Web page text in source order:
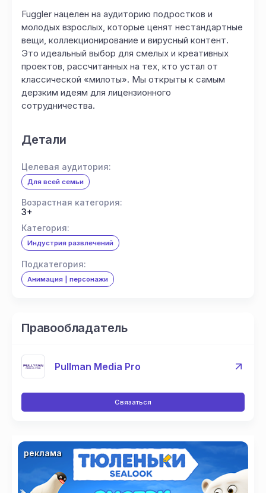
Fuggler нацелен на аудиторию подростков и
молодых взрослых, которые ценят нестандартные
вещи, коллекционирование и вирусный контент.
Это идеальный выбор для смелых и креативных
проектов, рассчитанных на тех, кто устал от
классической «милоты». Мы открыты к самым
дерзким идеям для лицензионного
сотрудничества.
Детали
Целевая аудитория:
Для всей семьи
Возрастная категория:
3+
Категория:
Индустрия развлечений
Подкатегория:
Анимация | персонажи
Правообладатель
Pullman Media Pro
Связаться
реклама